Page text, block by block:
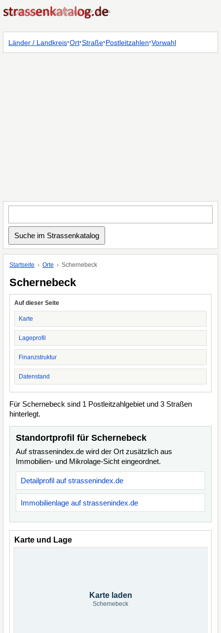
Länder / Landkreis·Ort·Straße·Postleitzahlen·Vorwahl
Startseite Orte Schernebeck
Schernebeck
Auf dieser Seite
Karte
Lageprofil
Finanzstruktur
Datenstand
Für Schernebeck sind 1 Postleitzahlgebiet und 3 Straßen
hinterlegt.
Standortprofil für Schernebeck
Auf strassenindex.de wird der Ort zusätzlich aus
Immobilien- und Mikrolage-Sicht eingeordnet.
Detailprofil auf strassenindex.de
Immobilienlage auf strassenindex.de
Karte und Lage
Karte laden
Schernebeck